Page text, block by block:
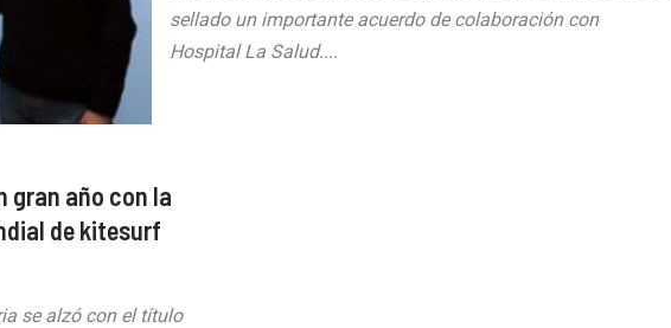
sellado un importante acuerdo de colaboración con
Hospital La Salud....
gran año con la
de kitesurf
se alzó con el título